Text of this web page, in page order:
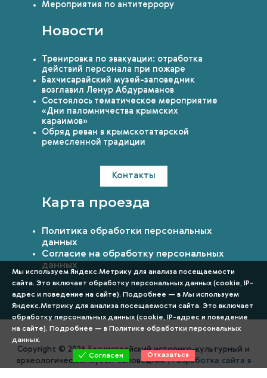
Мероприятия по антитеррору
Новости
Тренировка по эвакуации: отработка
действий персонала при пожаре
Бахчисарайский музей-заповедник
возглавил Ленур Абдураманов
Состоялось тематическое мероприятие
«Дни паломничества крымских
караимов»
Обряд реван в крымскотатарской
ремесленной традиции
Контакты
Карта проезда
Политика обработки персональных
данных
Согласие на обработку персональных
данных
Copyright © 2026 Бахчисарайский историко-культурный и
археологический музей-заповедник |Разработка сайта в
Мы используем Яндекс.Метрику для анализа посещаемости
сайта. Это включает обработку персональных данных (cookie, IP-
адрес и поведение на сайте). Подробнее — в Мы используем
Яндекс.Метрику для анализа посещаемости сайта. Это включает
обработку персональных данных (cookie, IP-адрес и поведение
на сайте). Подробнее — в Политике обработки персональных
данных.
Согласен Отказаться